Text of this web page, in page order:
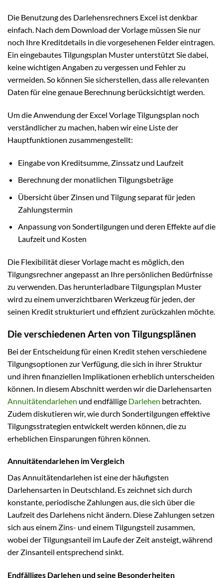
Die Benutzung des Darlehensrechners Excel ist denkbar
einfach. Nach dem Download der Vorlage müssen Sie nur
noch Ihre Kreditdetails in die vorgesehenen Felder eintragen.
Ein eingebautes Tilgungsplan Muster unterstützt Sie dabei,
keine wichtigen Angaben zu vergessen und Fehler zu
vermeiden. So können Sie sicherstellen, dass alle relevanten
Daten für eine genaue Berechnung berücksichtigt werden.
Um die Anwendung der Excel Vorlage Tilgungsplan noch
verständlicher zu machen, haben wir eine Liste der
Hauptfunktionen zusammengestellt:
Eingabe von Kreditsumme, Zinssatz und Laufzeit
Berechnung der monatlichen Tilgungsbeträge
Übersicht über Zinsen und Tilgung separat für jeden
Zahlungstermin
Anpassung von Sondertilgungen und deren Effekte auf die
Laufzeit und Kosten
Die Flexibilität dieser Vorlage macht es möglich, den
Tilgungsrechner angepasst an Ihre persönlichen Bedürfnisse
zu verwenden. Das herunterladbare Tilgungsplan Muster
wird zu einem unverzichtbaren Werkzeug für jeden, der
seinen Kredit strukturiert und effizient zurückzahlen möchte.
Die verschiedenen Arten von Tilgungsplänen
Bei der Entscheidung für einen Kredit stehen verschiedene
Tilgungsoptionen zur Verfügung, die sich in ihrer Struktur
und ihren finanziellen Implikationen erheblich unterscheiden
können. In diesem Abschnitt werden wir die Darlehensarten
Annuitätendarlehen und endfällige Darlehen betrachten.
Zudem diskutieren wir, wie durch Sondertilgungen effektive
Tilgungsstrategien entwickelt werden können, die zu
erheblichen Einsparungen führen können.
Annuitätendarlehen im Vergleich
Das Annuitätendarlehen ist eine der häufigsten
Darlehensarten in Deutschland. Es zeichnet sich durch
konstante, periodische Zahlungen aus, die sich über die
Laufzeit des Darlehens nicht ändern. Diese Zahlungen setzen
sich aus einem Zins- und einem Tilgungsteil zusammen,
wobei der Tilgungsanteil im Laufe der Zeit ansteigt, während
der Zinsanteil entsprechend sinkt.
Endfälliges Darlehen und seine Besonderheiten